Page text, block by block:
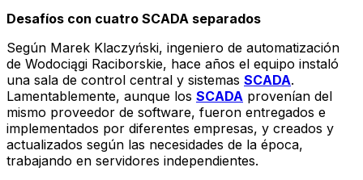
Desafíos con cuatro SCADA separados
Según Marek Klaczyński, ingeniero de automatización
de Wodociągi Raciborskie, hace años el equipo instaló
una sala de control central y sistemas SCADA.
Lamentablemente, aunque los SCADA provenían del
mismo proveedor de software, fueron entregados e
implementados por diferentes empresas, y creados y
actualizados según las necesidades de la época,
trabajando en servidores independientes.